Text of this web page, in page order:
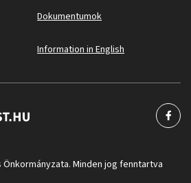
Dokumentumok
Information in English
Minden jog fenntartva